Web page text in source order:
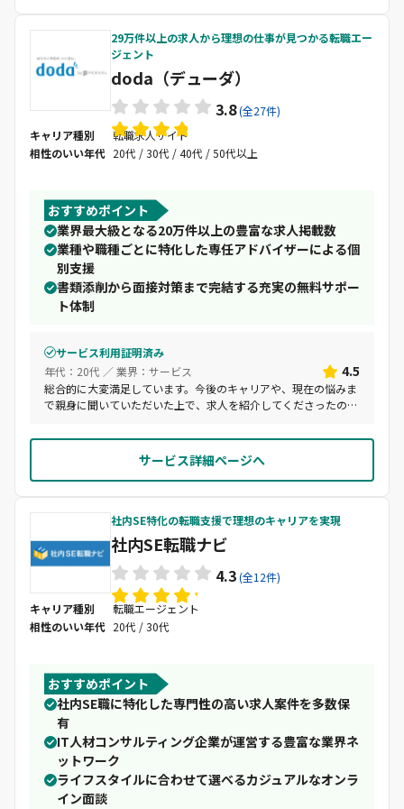
29万件以上の求人から理想の仕事が見つかる転職エー
ジェント
doda（デューダ）
3.8(全27件)
キャリア種別
転職求人サイト
相性のいい年代 20代 / 30代 / 40代 / 50代以上
おすすめポイント
業界最大級となる20万件以上の豊富な求人掲載数
業種や職種ごとに特化した専任アドバイザーによる個
別支援
書類添削から面接対策まで完結する充実の無料サポー
ト体制
サービス利用証明済み
年代：20代 ／ 業界：サービス
4.5
総合的に大変満足しています。今後のキャリアや、現在の悩みま
で親身に聞いていただいた上で、求人を紹介してくださったの
望条件や質問が多く迷惑をかけてしまったかと思いますが、いつ
でもスピーディに対応いただき助けられました。
サービス詳細ページへ
社内SE特化の転職支援で理想のキャリアを実現
社内SE転職ナビ
4.3(全12件)
キャリア種別
転職エージェント
相性のいい年代 20代 / 30代
おすすめポイント
社内SE職に特化した専門性の高い求人案件を多数保
有
IT人材コンサルティング企業が運営する豊富な業界ネ
ットワーク
ライフスタイルに合わせて選べるカジュアルなオンラ
イン面談